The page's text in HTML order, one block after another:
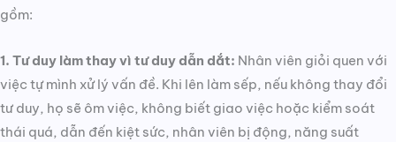
gồm:
1. Tư duy làm thay vì tư duy dẫn dắt: Nhân viên giỏi quen với
việc tự mình xử lý vấn đề. Khi lên làm sếp, nếu không thay đổi
tư duy, họ sẽ ôm việc, không biết giao việc hoặc kiểm soát
thái quá, dẫn đến kiệt sức, nhân viên bị động, năng suất